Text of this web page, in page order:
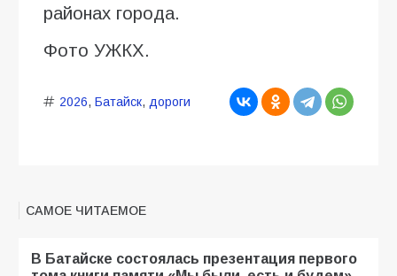
районах города.
Фото УЖКХ.
2026, Батайск, дороги
САМОЕ ЧИТАЕМОЕ
В Батайске состоялась презентация первого